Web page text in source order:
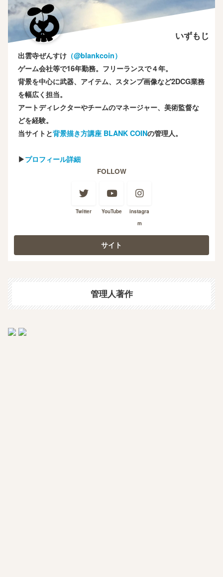
いずもじ
出雲寺ぜんすけ （‎@blankcoin）
ゲーム会社等で16年勤務。フリーランスで４年。
背景を中心に武器、アイテム、スタンプ画像など2DCG業務
を幅広く担当。
アートディレクターやチームのマネージャー、美術監督な
どを経験。
当サイトと背景描き方講座 BLANK COINの管理人。
▶プロフィール詳細
FOLLOW
Twitter YouTube
instagra
m
管理人著作